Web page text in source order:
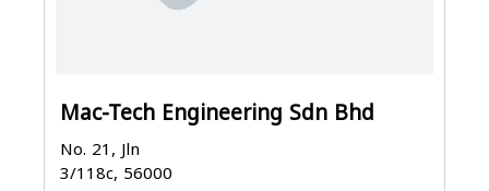
Mac-Tech Engineering Sdn Bhd
No. 21, Jln
3/118c, 56000